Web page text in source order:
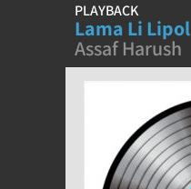
PLAYBACK
Lama Li Lipol
Assaf Harush